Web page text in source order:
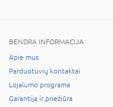
BENDRA INFORMACIJA
Apie mus
Parduotuvių kontaktai
Lojalumo programa
Garantija ir priežiūra